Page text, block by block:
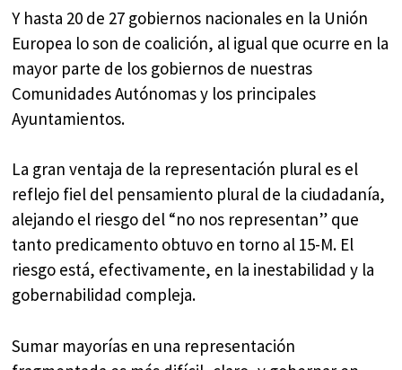
Y hasta 20 de 27 gobiernos nacionales en la Unión
Europea lo son de coalición, al igual que ocurre en la
mayor parte de los gobiernos de nuestras
Comunidades Autónomas y los principales
Ayuntamientos.
La gran ventaja de la representación plural es el
reflejo fiel del pensamiento plural de la ciudadanía,
alejando el riesgo del “no nos representan” que
tanto predicamento obtuvo en torno al 15-M. El
riesgo está, efectivamente, en la inestabilidad y la
gobernabilidad compleja.
Sumar mayorías en una representación